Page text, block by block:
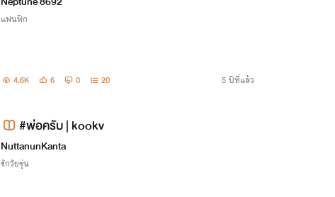
แฟนฟิก
4.6K 6 0 20 5 ปีที่แล้ว
#พ่อครับ | kookv
NuttanunKanta
รักวัยรุ่น